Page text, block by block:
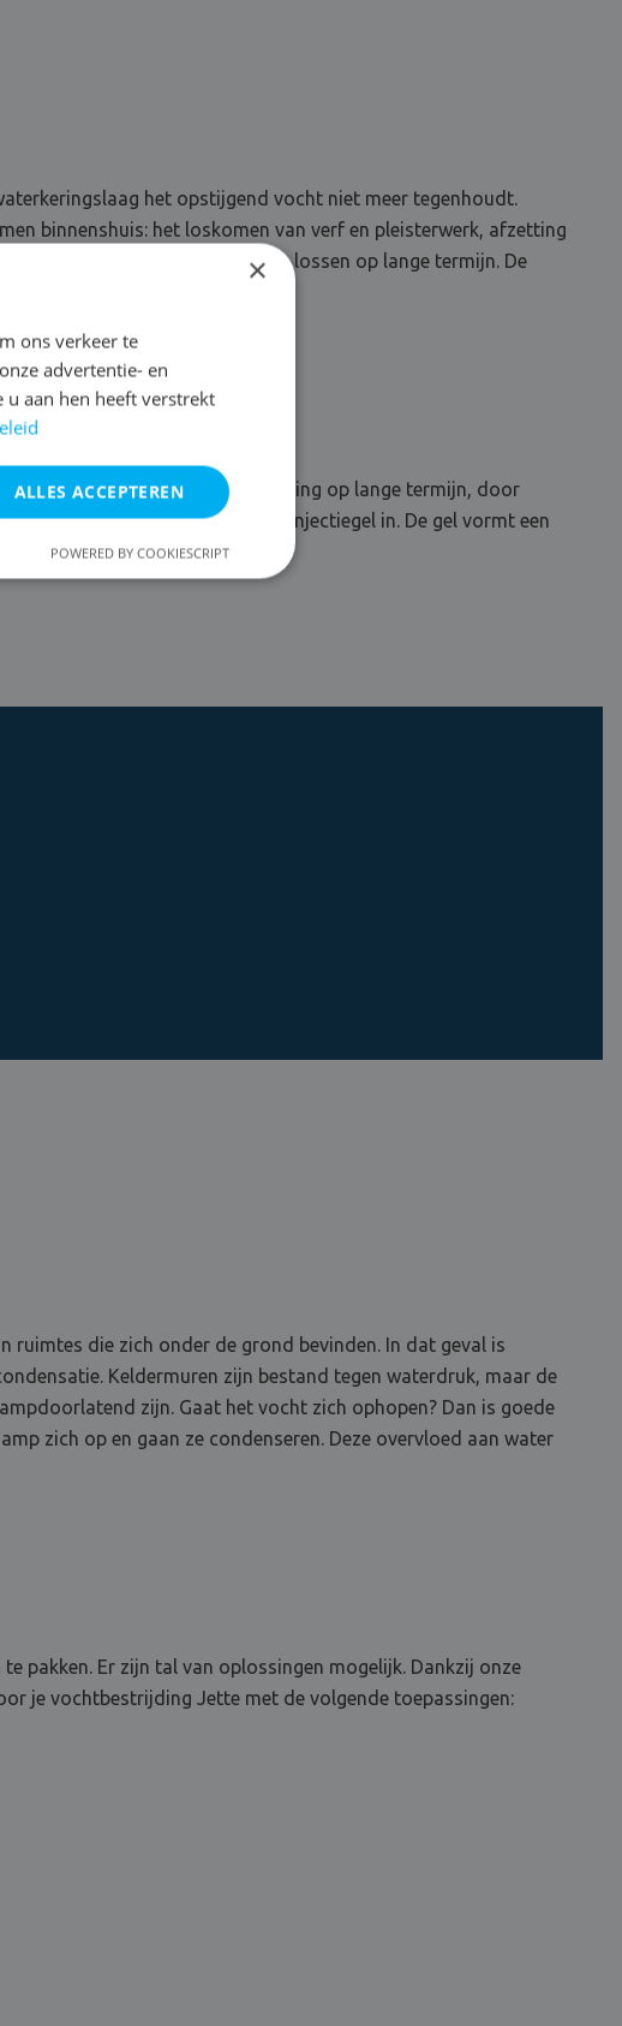
het opstijgend vocht niet meer tegenhoudt.
binnenshuis: het loskomen van verf en pleisterwerk, afzetting
om dit vochtprobleem op te lossen op lange termijn. De
voor een doeltreffende oplossing op lange termijn, door
en spuiten onze eigen DryPlan injectiegel in. De gel vormt een
alles proper achter.
die zich onder de grond bevinden. In dat geval is
Keldermuren zijn bestand tegen waterdruk, maar de
zijn. Gaat het vocht zich ophopen? Dan is goede
zich op en gaan ze condenseren. Deze overvloed aan water
pakken. Er zijn tal van oplossingen mogelijk. Dankzij onze
je vochtbestrijding Jette met de volgende toepassingen:
×
ons verkeer te
advertentie- en
aan hen heeft verstrekt
ALLES ACCEPTEREN
POWERED BY COOKIESCRIPT